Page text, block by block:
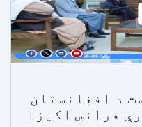
د افغانستان
فرانس اکیزا